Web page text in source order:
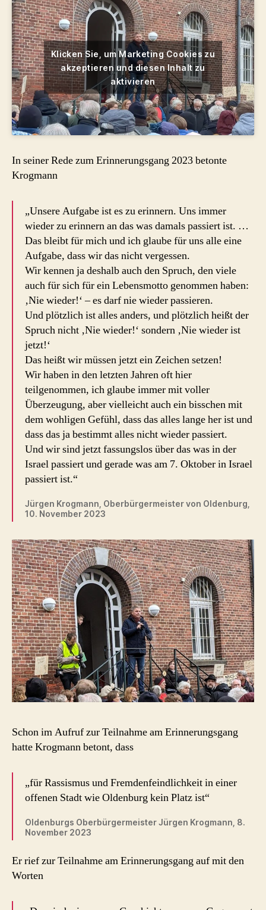
Klicken Sie, um Marketing Cookies zu
akzeptieren und diesen Inhalt zu
aktivieren
In seiner Rede zum Erinnerungsgang 2023 betonte
Krogmann
„Unsere Aufgabe ist es zu erinnern. Uns immer
wieder zu erinnern an das was damals passiert ist. …
Das bleibt für mich und ich glaube für uns alle eine
Aufgabe, dass wir das nicht vergessen.
Wir kennen ja deshalb auch den Spruch, den viele
auch für sich für ein Lebensmotto genommen haben:
‚Nie wieder!‘ – es darf nie wieder passieren.
Und plötzlich ist alles anders, und plötzlich heißt der
Spruch nicht ‚Nie wieder!‘ sondern ‚Nie wieder ist
jetzt!‘
Das heißt wir müssen jetzt ein Zeichen setzen!
Wir haben in den letzten Jahren oft hier
teilgenommen, ich glaube immer mit voller
Überzeugung, aber vielleicht auch ein bisschen mit
dem wohligen Gefühl, dass das alles lange her ist und
dass das ja bestimmt alles nicht wieder passiert.
Und wir sind jetzt fassungslos über das was in der
Israel passiert und gerade was am 7. Oktober in Israel
passiert ist.“
Jürgen Krogmann, Oberbürgermeister von Oldenburg,
10. November 2023
Schon im Aufruf zur Teilnahme am Erinnerungsgang
hatte Krogmann betont, dass
„für Rassismus und Fremdenfeindlichkeit in einer
offenen Stadt wie Oldenburg kein Platz ist“
Oldenburgs Oberbürgermeister Jürgen Krogmann, 8.
November 2023
Er rief zur Teilnahme am Erinnerungsgang auf mit den
Worten